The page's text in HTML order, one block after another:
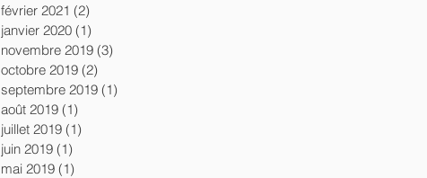
février 2021 (2)
janvier 2020 (1)
novembre 2019 (3)
octobre 2019 (2)
septembre 2019 (1)
août 2019 (1)
juillet 2019 (1)
juin 2019 (1)
mai 2019 (1)